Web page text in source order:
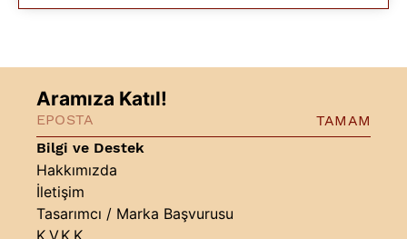
Bilgi ve Destek
Hakkımızda
İletişim
Tasarımcı / Marka Başvurusu
Aramıza Katıl!
TAMAM